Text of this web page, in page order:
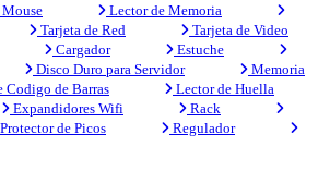
Lector de Memoria
Tarjeta de Red
Tarjeta de Video
Cargador
Estuche
Disco Duro para Servidor
Memoria
Codigo de Barras
Lector de Huella
Expandidores Wifi
Rack
Protector de Picos
Regulador